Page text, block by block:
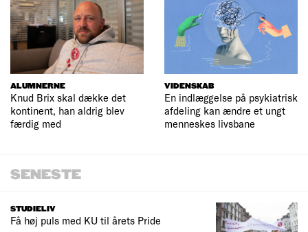
ALUMNERNE
Knud Brix skal dække det
kontinent, han aldrig blev
færdig med
VIDENSKAB
En indlæggelse på psykiatrisk
afdeling kan ændre et ungt
menneskes livsbane
SENESTE
STUDIELIV
Få høj puls med KU til årets Pride